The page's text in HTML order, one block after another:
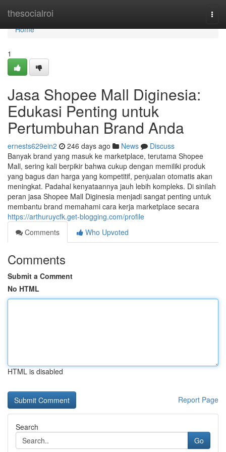
thesocialroi
Home
Home
1
Jasa Shopee Mall Diginesia:
Edukasi Penting untuk
Pertumbuhan Brand Anda
ernests629ein2 246 days ago News
Discuss
Banyak brand yang masuk ke marketplace, terutama Shopee
Mall, sering kali berpikir bahwa cukup dengan memiliki produk
yang bagus dan harga yang kompetitif, penjualan otomatis akan
meningkat. Padahal kenyataannya jauh lebih kompleks. Di sinilah
peran jasa Shopee Mall Diginesia menjadi sangat penting untuk
membantu brand memahami cara kerja marketplace secara
https://arthuruycfk.get-blogging.com/profile
Comments
Who Upvoted
Comments
Submit a Comment
No HTML
HTML is disabled
Report Page
Search
Go